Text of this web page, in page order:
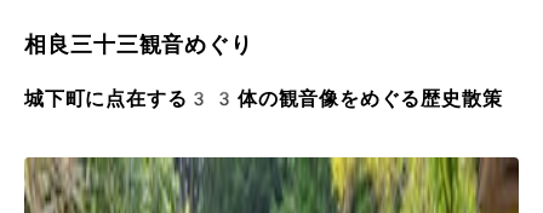
相良三十三観音めぐり
城下町に点在する33体の観音像をめぐる歴史散策